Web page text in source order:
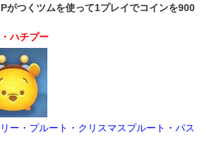
がつくツムを使って1プレイでコインを900
ハチプー
ー・プルート・クリスマスプルート・パス